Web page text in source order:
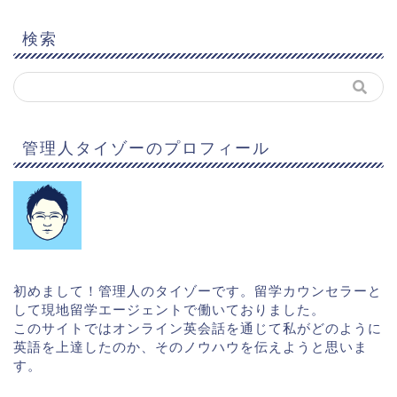
検索
管理人タイゾーのプロフィール
初めまして！管理人のタイゾーです。留学カウンセラーと
して現地留学エージェントで働いておりました。
このサイトではオンライン英会話を通じて私がどのように
英語を上達したのか、そのノウハウを伝えようと思いま
す。